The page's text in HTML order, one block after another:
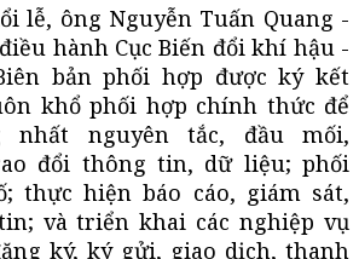
lễ, ông Nguyễn Tuấn Quang -
hành Cục Biến đổi khí hậu -
bản phối hợp được ký kết
khổ phối hợp chính thức để
nhất nguyên tắc, đầu mối,
đổi thông tin, dữ liệu; phối
thực hiện báo cáo, giám sát,
và triển khai các nghiệp vụ
ký, ký gửi, giao dịch, thanh